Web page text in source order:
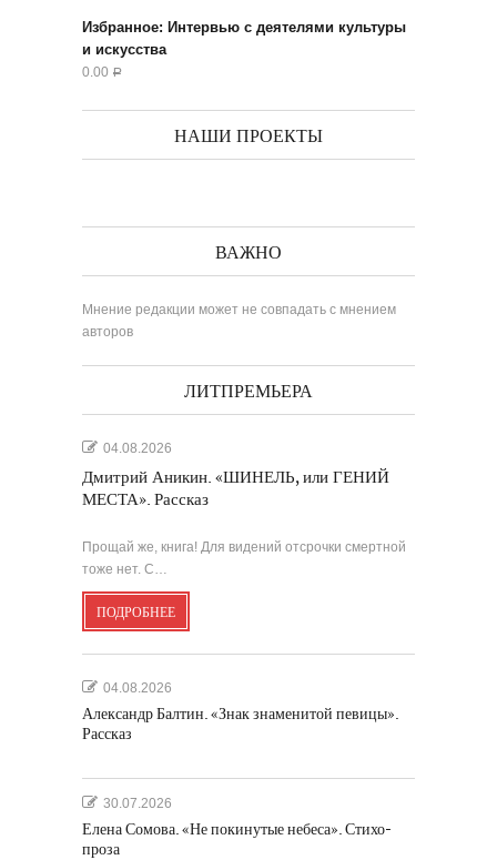
Избранное: Интервью с деятелями культуры
и искусства
0.00 Р
НАШИ ПРОЕКТЫ
ВАЖНО
Мнение редакции может не совпадать с мнением
авторов
ЛИТПРЕМЬЕРА
04.08.2026
Дмитрий Аникин. «ШИНЕЛЬ, или ГЕНИЙ
МЕСТА». Рассказ
Прощай же, книга! Для видений отсрочки смертной
тоже нет. С…
ПОДРОБНЕЕ
04.08.2026
Александр Балтин. «Знак знаменитой певицы».
Рассказ
30.07.2026
Елена Сомова. «Не покинутые небеса». Стихо-
проза